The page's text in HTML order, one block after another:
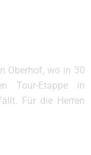
Oberhof, wo in 30
Tour-Etappe in
Für die Herren